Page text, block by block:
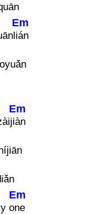
Em
án
Em
àn
o
Em
ne